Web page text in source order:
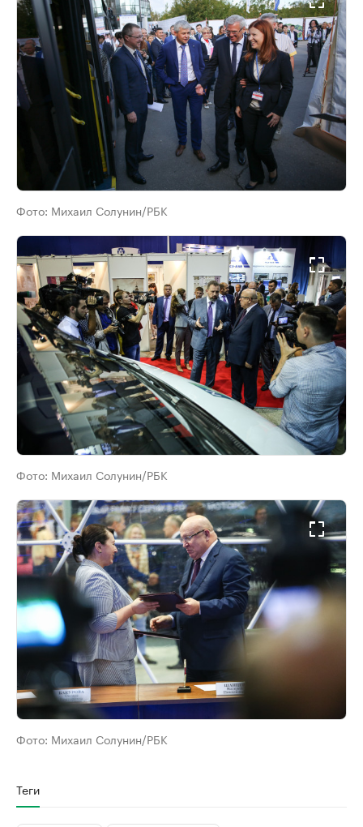
Фото: Михаил Солунин/РБК
Фото: Михаил Солунин/РБК
Фото: Михаил Солунин/РБК
Теги